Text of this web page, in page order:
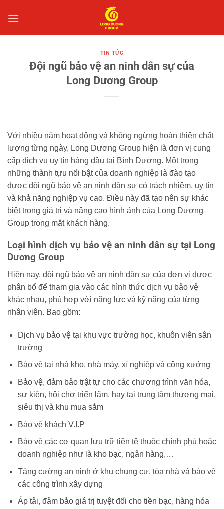
qua
TIN TỨC
Đội ngũ bảo vệ an ninh dân sự của
Long Dương Group
Với nhiều năm hoạt động và không ngừng hoàn thiện chất
lượng từng ngày, Long Dương Group hiện là đơn vị cung
cấp dịch vụ uy tín hàng đầu tại Bình Dương. Một trong
những thành tựu nổi bật của doanh nghiệp là đào tạo
được đội ngũ bảo vệ an ninh dân sự có trách nhiệm, uy tín
và khả năng nghiệp vụ cao. Điều này đã tạo nên sự khác
biệt trong giá trị và nâng cao hình ảnh của Long Dương
Group trong mắt khách hàng.
Loại hình dịch vụ bảo vệ an ninh dân sự tại Long
Dương Group
Hiện nay, đội ngũ bảo vệ an ninh dân sự của đơn vị được
phân bổ để tham gia vào các hình thức dịch vụ bảo vệ
khác nhau, phù hợp với năng lực và kỹ năng của từng
nhân viên. Bao gồm:
Dịch vụ bảo vệ tại khu vực trường học, khuôn viên sân
trường
Bảo vệ tại nhà kho, nhà máy, xí nghiệp và công xưởng
Bảo vệ, đảm bảo trật tự cho các chương trình văn hóa,
sự kiện, hội chợ triển lãm, hay tại trung tâm thương mại,
siêu thị và khu mua sắm
Bảo vệ khách V.I.P
Bảo vệ các cơ quan lưu trữ tiền tệ thuộc chính phủ hoặc
doanh nghiệp như là kho bạc, ngân hàng,…
Tăng cường an ninh ở khu chung cư, tòa nhà và bảo vệ
các công trình xây dựng
Áp tải, đảm bảo giá trị tuyệt đối cho tiền bạc, hàng hóa